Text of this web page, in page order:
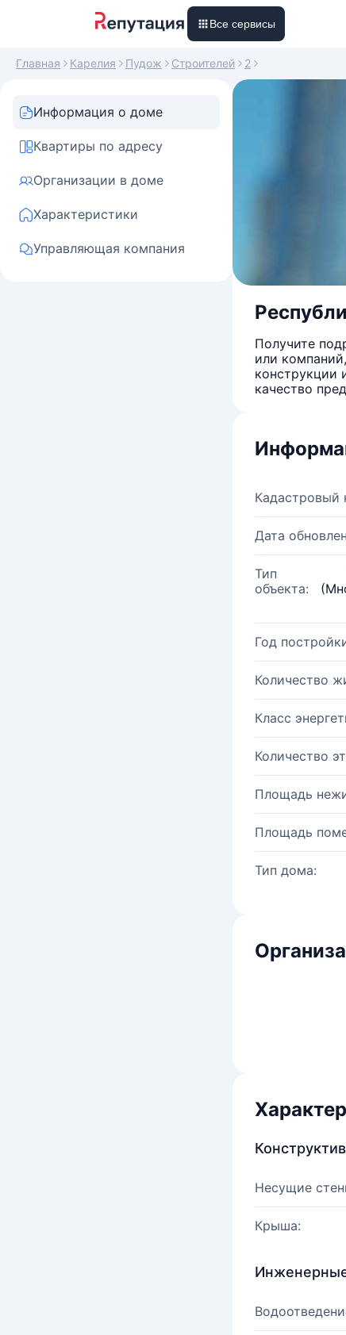
Все сервисы
Главная Карелия Пудож Строителей 2
Информация о доме
Квартиры по адресу
Организации в доме
Характеристики
Управляющая компания
Получите
или
конструкции
качество
Кадастровый
Дата
Тип
объекта:
Год
Количество
Класс
Количество
Площадь
Площадь
Тип дома:
Несущие
Крыша: